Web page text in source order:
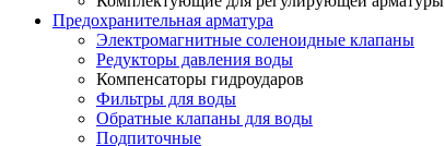
Предохранительная арматура
Электромагнитные соленоидные клапаны
Редукторы давления воды
Компенсаторы гидроударов
Фильтры для воды
Обратные клапаны для воды
Подпиточные